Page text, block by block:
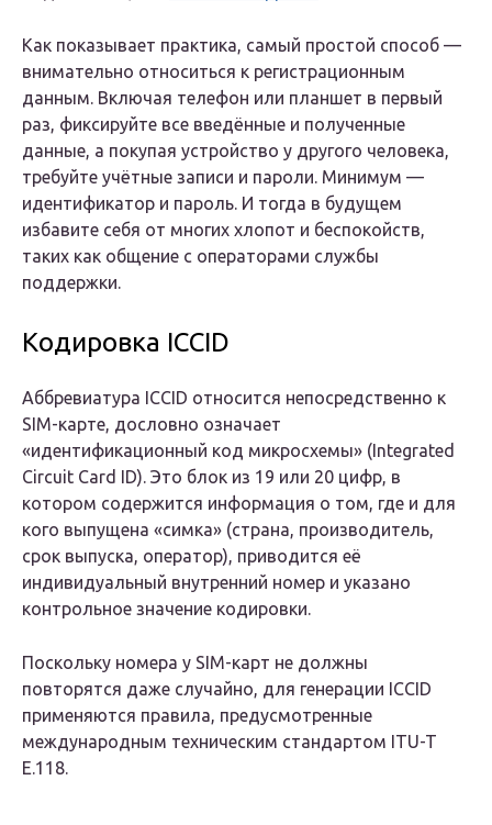
Как показывает практика, самый простой способ —
внимательно относиться к регистрационным
данным. Включая телефон или планшет в первый
раз, фиксируйте все введённые и полученные
данные, а покупая устройство у другого человека,
требуйте учётные записи и пароли. Минимум —
идентификатор и пароль. И тогда в будущем
избавите себя от многих хлопот и беспокойств,
таких как общение с операторами службы
поддержки.
Кодировка ICCID
Аббревиатура ICCID относится непосредственно к
SIM-карте, дословно означает
«идентификационный код микросхемы» (Integrated
Circuit Card ID). Это блок из 19 или 20 цифр, в
котором содержится информация о том, где и для
кого выпущена «симка» (страна, производитель,
срок выпуска, оператор), приводится её
индивидуальный внутренний номер и указано
контрольное значение кодировки.
Поскольку номера у SIM-карт не должны
повторятся даже случайно, для генерации ICCID
применяются правила, предусмотренные
международным техническим стандартом ITU-T
E.118.